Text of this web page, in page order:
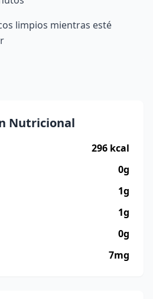
limpios mientras esté
Nutricional
296 kcal
0g
1g
1g
0g
7mg